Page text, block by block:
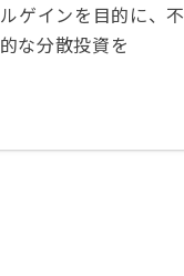
ゲインを目的に、不
な分散投資を